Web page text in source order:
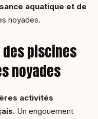
aquatique et de
noyades.
piscines
noyades
activités
. Un engouement